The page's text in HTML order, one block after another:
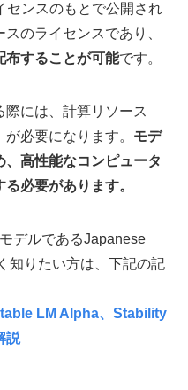
センスのもとで公開され
のライセンスであり、
布することが可能です。
には、計算リソース
必要になります。 モデ
高性能なコンピュータ
必要があります。
デルであるJapanese
知りたい方は、下記の記
LM Alpha、Stability
説